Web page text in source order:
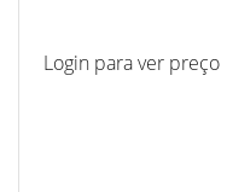
Login para ver preço